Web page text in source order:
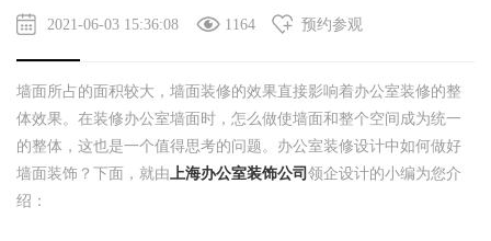
2021-06-03 15:36:08 1164 预约参观
墙面所占的面积较大，墙面装修的效果直接影响着办公室装修的整
体效果。在装修办公室墙面时，怎么做使墙面和整个空间成为统一
的整体，这也是一个值得思考的问题。办公室装修设计中如何做好
墙面装饰？下面，就由上海办公室装饰公司 领企设计的小编为您介
绍：